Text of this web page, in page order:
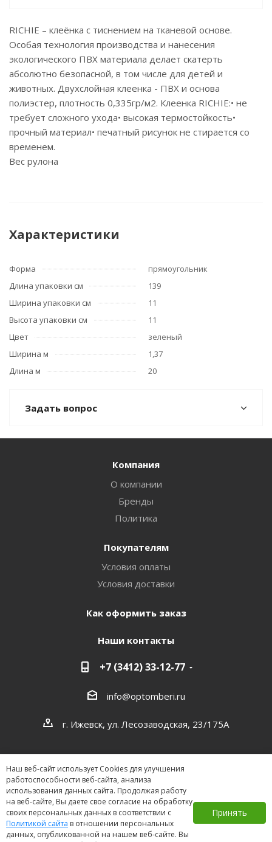
RICHIE – клеёнка с тиснением на тканевой основе.
Особая технология производства и нанесения
экологического ПВХ материала делает скатерть
абсолютно безопасной, в том числе для детей и
животных. Двухслойная клеенка - ПВХ и основа
полиэстер, плотность 0,335гр/м2. Клеенка RICHIE:• не
требует сложного ухода• высокая термостойкость•
прочный материал• печатный рисунок не стирается со
временем.
Вес рулона
Характеристики
Форма
прямоугольник
Длина упаковки см
139
Ширина упаковки см
11
Высота упаковки см
11
Цвет
зеленый
Ширина м
1,37
Длина м
20
Задать вопрос
Наш веб-сайт использует Cookies для улучшения
работоспособности веб-сайта, анализа
использования данных сайта. Продолжая работу
на веб-сайте, Вы даете свое согласие на обработку
своих персональных данных в соответствии с
Политикой сайта в отношении персональных
данных, опубликованной на нашем веб-сайте. Вы
Принять
Компания
О компании
Бренды
Политика
Покупателям
Условия оплаты
Условия доставки
Как оформить заказ
Наши контакты
+7 (3412) 33-12-77
info@optomberi.ru
г. Ижевск, ул. Лесозаводская, 23/175А
2026 ©